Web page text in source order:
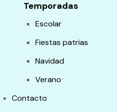
Temporadas
Escolar
Fiestas patrias
Navidad
Verano
Contacto